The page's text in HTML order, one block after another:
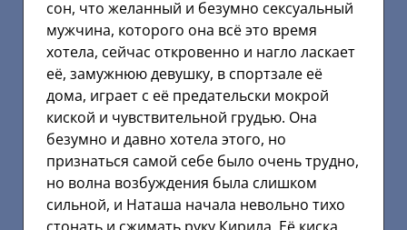
сон, что желанный и безумно сексуальный
мужчина, которого она всё это время
хотела, сейчас откровенно и нагло ласкает
её, замужнюю девушку, в спортзале её
дома, играет с её предательски мокрой
киской и чувствительной грудью. Она
безумно и давно хотела этого, но
признаться самой себе было очень трудно,
но волна возбуждения была слишком
сильной, и Наташа начала невольно тихо
стонать и сжимать руку Кирила. Её киска